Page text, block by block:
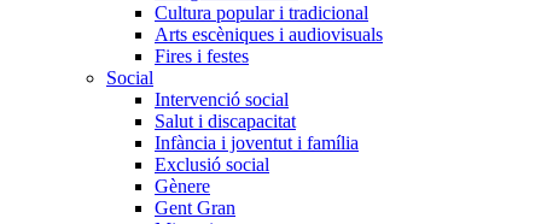
Cultura popular i tradicional
Arts escèniques i audiovisuals
Fires i festes
Social
Intervenció social
Salut i discapacitat
Infància i joventut i família
Exclusió social
Gènere
Gent Gran